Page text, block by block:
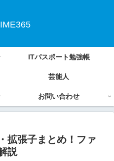
ITパスポート勉強帳
芸能人
お問い合わせ
拡張子まとめ！ファ
説